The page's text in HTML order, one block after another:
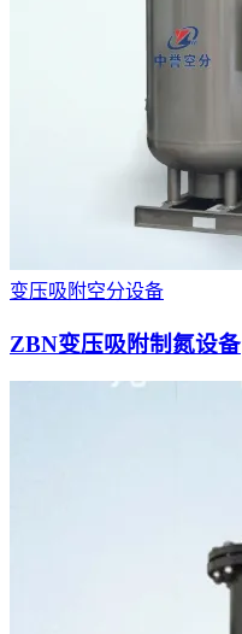
变压吸附空分设备
ZBN变压吸附制氮设备